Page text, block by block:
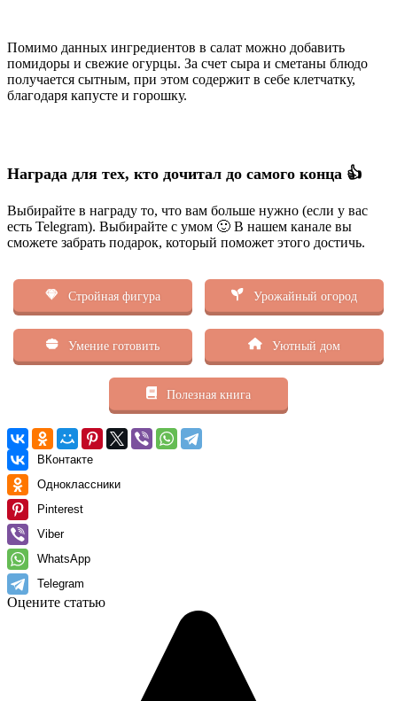
Помимо данных ингредиентов в салат можно добавить
помидоры и свежие огурцы. За счет сыра и сметаны блюдо
получается сытным, при этом содержит в себе клетчатку,
благодаря капусте и горошку.
Награда для тех, кто дочитал до самого конца 👍
Выбирайте в награду то, что вам больше нужно (если у вас
есть Telegram). Выбирайте с умом 🙂 В нашем канале вы
сможете забрать подарок, который поможет этого достичь.
Стройная фигура Урожайный огород
Умение готовить Уютный дом
Полезная книга
ВКонтакте
Одноклассники
Pinterest
Viber
WhatsApp
Telegram
Оцените статью